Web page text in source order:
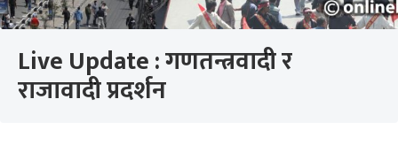
Live Update : गणतन्त्रवादी र
राजावादी प्रदर्शन